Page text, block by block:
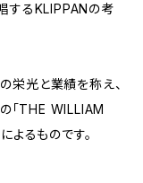
するKLIPPANの考
栄光と業績を称え、
「THE WILLIAM
よるものです。